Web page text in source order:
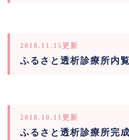
2018.11.15更新
ふるさと透析診療所内
2018.10.11更新
ふるさと透析診療所完成